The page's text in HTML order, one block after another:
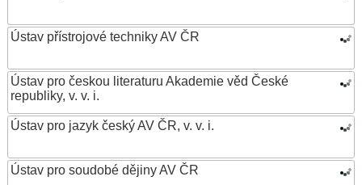
Ústav přístrojové techniky AV ČR
Ústav pro českou literaturu Akademie věd České
republiky, v. v. i.
Ústav pro jazyk český AV ČR, v. v. i.
Ústav pro soudobé dějiny AV ČR